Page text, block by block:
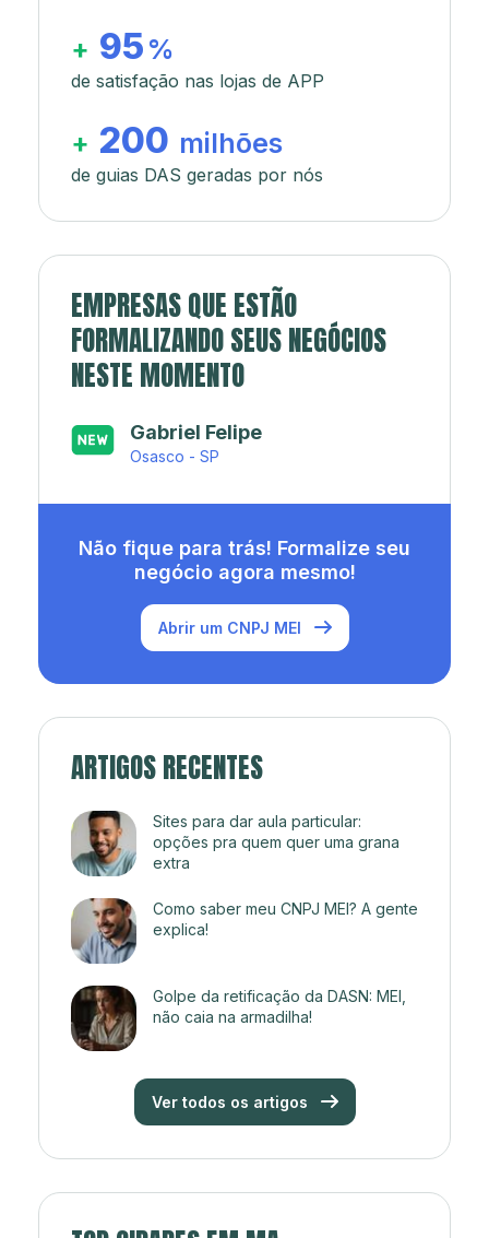
+ 95 %
de satisfação nas lojas de APP
+ 200 milhões
de guias DAS geradas por nós
EMPRESAS QUE ESTÃO
FORMALIZANDO SEUS NEGÓCIOS
NESTE MOMENTO
Japa’s açaí e sorveteria
Rio de Janeiro - RJ
Não fique para trás! Formalize seu
negócio agora mesmo!
Abrir um CNPJ MEI
ARTIGOS RECENTES
Sites para dar aula particular:
opções pra quem quer uma grana
extra
Como saber meu CNPJ MEI? A gente
explica!
Golpe da retificação da DASN: MEI,
não caia na armadilha!
Ver todos os artigos